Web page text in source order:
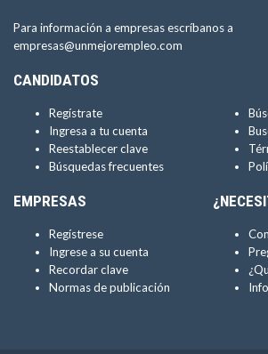
Para información a empresas escríbanos a
empresas@unmejorempleo.com
CANDIDATOS
Regístrate
Ingresa a tu cuenta
Reestablecer clave
Búsquedas frecuentes
EMPRESAS
Regístrese
Ingrese a su cuenta
Recordar clave
Normas de publicación